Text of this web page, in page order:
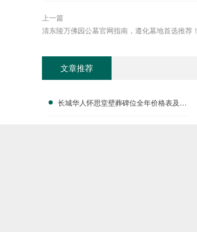
上一篇
清东陵万佛园公墓官网指南，遵化墓地首选推荐！
文章推荐
长城华人怀思堂壁葬碑位全年价格表及团